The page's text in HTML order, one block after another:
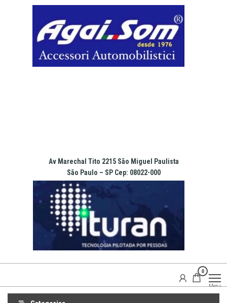
Av Marechal Tito 2215 São Miguel Paulista
São Paulo – SP Cep: 08022-000
0
Menu